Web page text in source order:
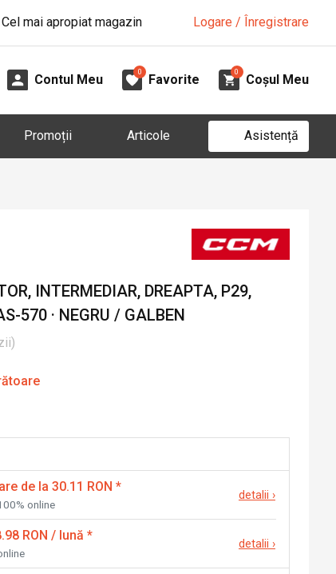
Cel mai apropiat magazin Logare / Înregistrare
Contul Meu
0
Favorite
0
Coșul Meu
Promoții Articole Asistență
INTERMEDIAR, DREAPTA, P29,
570 · NEGRU / GALBEN
)
de la 30.11 RON *
online
detalii ›
RON / lună *
detalii ›